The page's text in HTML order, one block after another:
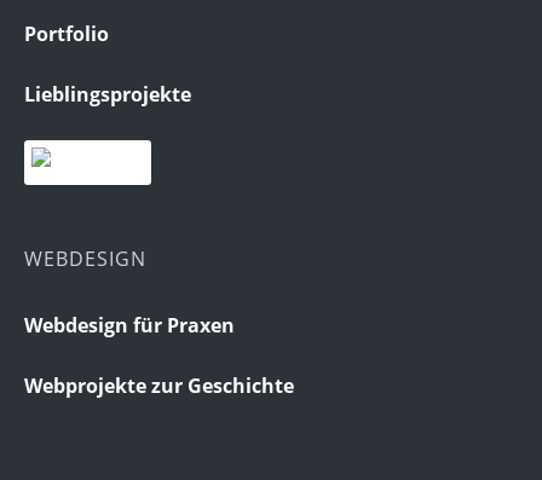
Portfolio
Lieblingsprojekte
WEBDESIGN
Webdesign für Praxen
Webprojekte zur Geschichte